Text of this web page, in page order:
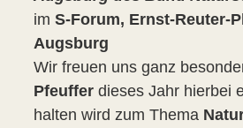
im S-Forum, Ernst-Reuter-
Augsburg
Wir freuen uns ganz
Pfeuffer dieses Jahr hierbei
halten wird zum Thema